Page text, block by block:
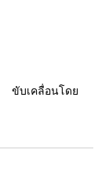
ขับเคลื่อนโดย